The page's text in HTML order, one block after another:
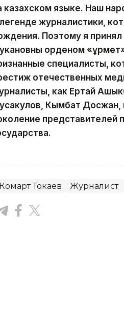
казахском языке. Наш
журналистики,
Поэтому я
орденом
специалисты,
отечественных
как Ертай
Кымбат Досжан,
Токаев Журналист